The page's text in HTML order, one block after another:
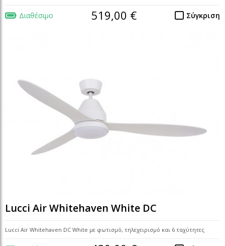
Διαθέσιμο Σύγκριση
519,00 €
Lucci Air Whitehaven White DC
Lucci Air Whitehaven DC White με φωτισμό, τηλεχειρισμό και 6 ταχύτητες